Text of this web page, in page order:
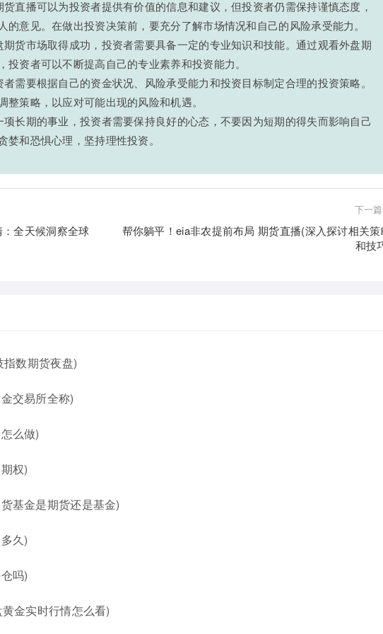
直播可以为投资者提供有价值的信息和建议，但投资者仍需保持谨慎态度，
的意见。在做出投资决策前，要充分了解市场情况和自己的风险承受能力。
货市场取得成功，投资者需要具备一定的专业知识和技能。通过观看外盘期
资者可以不断提高自己的专业素养和投资能力。
需要根据自己的资金状况、风险承受能力和投资目标制定合理的投资策略。
整策略，以应对可能出现的风险和机遇。
长期的事业，投资者需要保持良好的心态，不要因为短期的得失而影响自己
和恐惧心理，坚持理性投资。
全天候洞察全球
下一篇
帮你躺平！eia非农提前布局 期货直播(深入探讨相关
和技
数期货夜盘)
交易所全称)
么做)
权)
基金是期货还是基金)
久)
吗)
金实时行情怎么看)